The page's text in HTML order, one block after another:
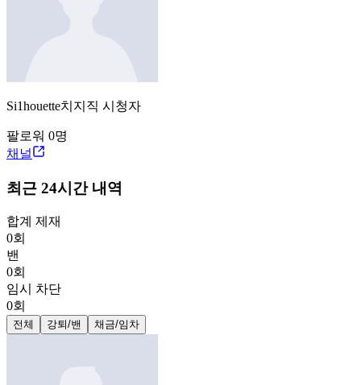
Si1houette치지직 시청자
팔로워 0명
채널
최근 24시간 내역
합계 제재
0회
밴
0회
임시 차단
0회
전체 강퇴/밴 채금/임차